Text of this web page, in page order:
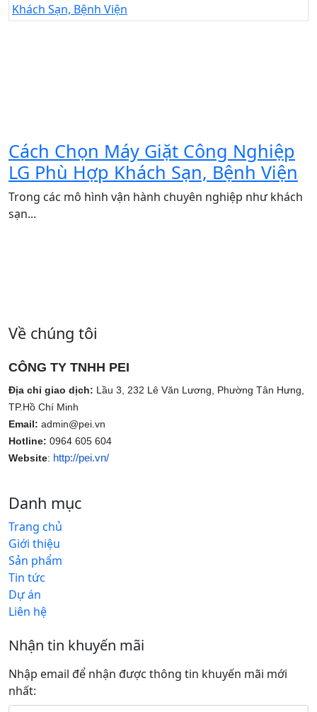
Cách Chọn Máy Giặt Công Nghiệp
LG Phù Hợp Khách Sạn, Bệnh Viện
Trong các mô hình vận hành chuyên nghiệp như khách
sạn...
Về chúng tôi
CÔNG TY TNHH PEI
Địa chỉ giao dịch: Lầu 3, 232 Lê Văn Lương, Phường Tân Hưng,
TP.Hồ Chí Minh
Email: admin@pei.vn
Hotline: 0964 605 604
Website: http://pei.vn/
Danh mục
Trang chủ
Giới thiệu
Sản phẩm
Tin tức
Dự án
Liên hệ
Nhận tin khuyến mãi
Nhập email để nhận được thông tin khuyến mãi mới
nhất: